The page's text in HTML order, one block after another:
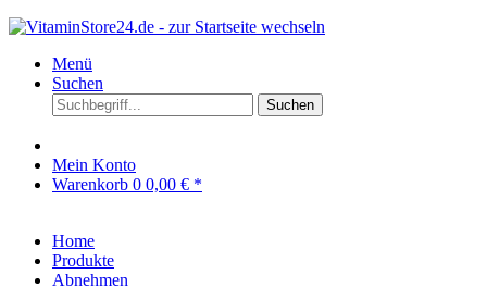
Menü
Suchen
Suchen
Mein Konto
Warenkorb 0 0,00 € *
Home
Produkte
Abnehmen